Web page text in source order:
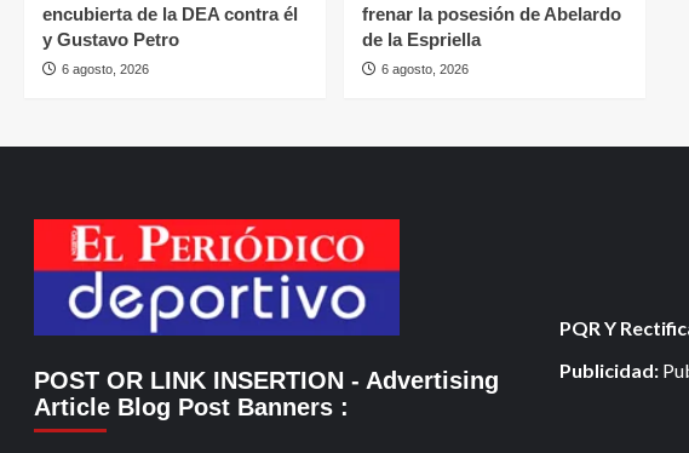
encubierta de la DEA contra él
y Gustavo Petro
6 agosto, 2026
frenar la posesión de Abelardo
de la Espriella
6 agosto, 2026
POST OR LINK INSERTION - Advertising
Article Blog Post Banners :
PQR Y
Publicidad: